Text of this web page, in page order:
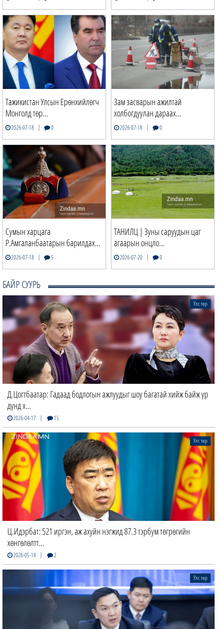
Тажикистан Улсын Ерөнхийлөгч
Монголд төр…
2026-07-18 | 0
Зам засварын ажилтай
холбогдуулан дараах…
2026-07-18 | 0
Сумын харцага
Р.Амгаланбаатарын барилдах…
2026-07-18 | 5
ТАНИЛЦ | Зуны саруудын цаг
агаарын онцло…
2026-07-20 | 0
БАЙР СУУРЬ
Д.Цогтбаатар: Гадаад бодлогын ажлуудыг шоу багатай хийж байж үр
дүнд х…
2026-04-17 | 15
Улс төр
Ц.Идэрбат: 521 иргэн, аж ахуйн нэгжид 87.3 тэрбум төгрөгийн
хөнгөлөлтт…
2026-05-14 | 2
Улс төр
Улс төр